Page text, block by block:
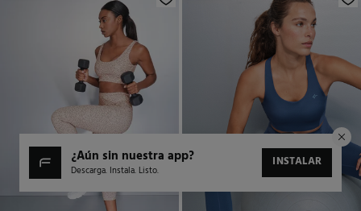
¿aún sin nuestra app?
Descarga. Instala. Listo.
INSTALAR